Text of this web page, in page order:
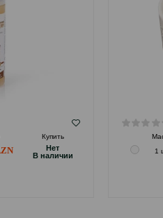
Купить
Hет
B наличии
1